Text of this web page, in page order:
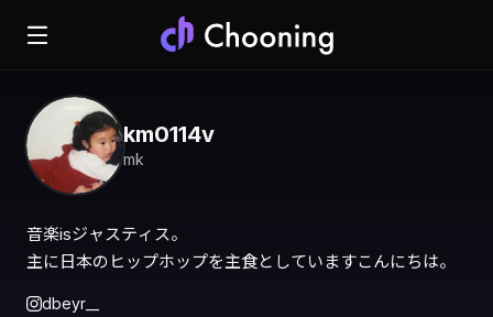
km0114v
mk
音楽isジャスティス。
主に日本のヒップホップを主食としていますこんにちは。
dbeyr__